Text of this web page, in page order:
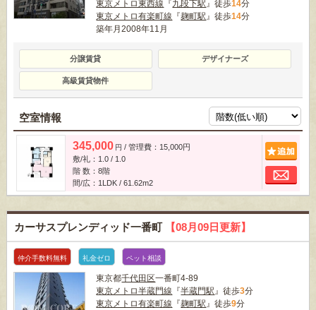
東京メトロ東西線 『九段下駅』徒歩14分
東京メトロ有楽町線 『麹町駅』徒歩14分
築年月2008年11月
分譲賃貸 デザイナーズ
高級賃貸物件
空室情報
345,000 円 / 管理費：15,000円
敷/礼：1.0 / 1.0
階 数：8階
間/広：1LDK / 61.62m2
カーサスプレンディッド一番町 【08月09日更新】
仲介手数料無料 礼金ゼロ ペット相談
東京都千代田区一番町4-89
東京メトロ半蔵門線 『半蔵門駅』徒歩3分
東京メトロ有楽町線 『麹町駅』徒歩9分